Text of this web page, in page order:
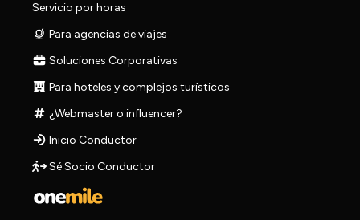
Servicio por horas
Para agencias de viajes
Soluciones Corporativas
Para hoteles y complejos turísticos
¿Webmaster o influencer?
Inicio Conductor
Sé Socio Conductor